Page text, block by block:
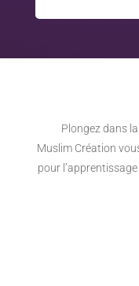
Plongez dans
Muslim Création
pour